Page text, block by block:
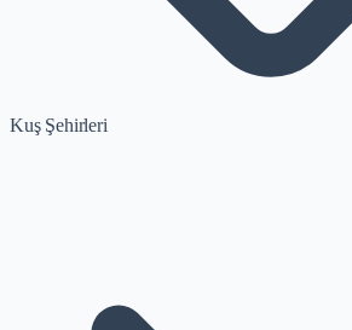
Kuş Şehirleri